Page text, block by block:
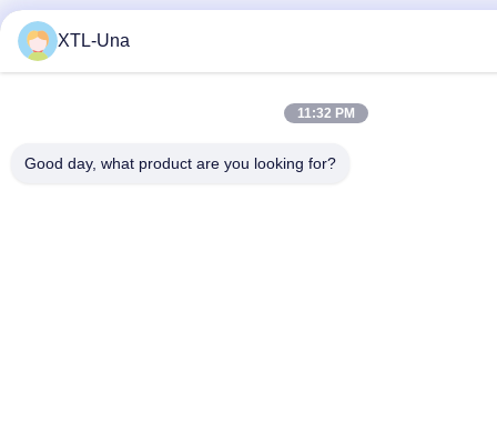
XTL-Una
11:32 PM
Good day, what product are you looking for?